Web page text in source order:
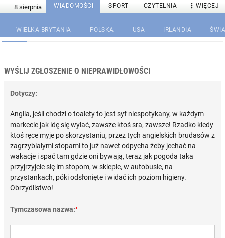
WIADOMOŚCI SPORT CZYTELNIA  WIĘCEJ
WIELKA BRYTANIA POLSKA USA IRLANDIA
WYŚLIJ ZGŁOSZENIE O NIEPRAWIDŁOWOŚCI
Dotyczy:
Anglia, jeśli chodzi o toalety to jest syf niespotykany, w każdym
markecie jak idę się wylać, zawsze ktoś sra, zawsze! Rzadko kiedy
ktoś ręce myje po skorzystaniu, przez tych angielskich brudasów z
zagrzybialymi stopami to już nawet odpycha żeby jechać na
wakacje i spać tam gdzie oni bywają, teraz jak pogoda taka
przyjrzyjcie się im stopom, w sklepie, w autobusie, na
przystankach, póki odsłonięte i widać ich poziom higieny.
Obrzydlistwo!
Tymczasowa nazwa:*